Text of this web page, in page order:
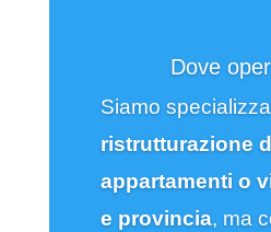
Dove
Siamo
ristrutturazione
appartamenti o
e provincia, ma